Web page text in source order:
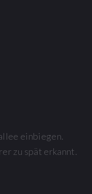
einbiegen.
zu spät erkannt.